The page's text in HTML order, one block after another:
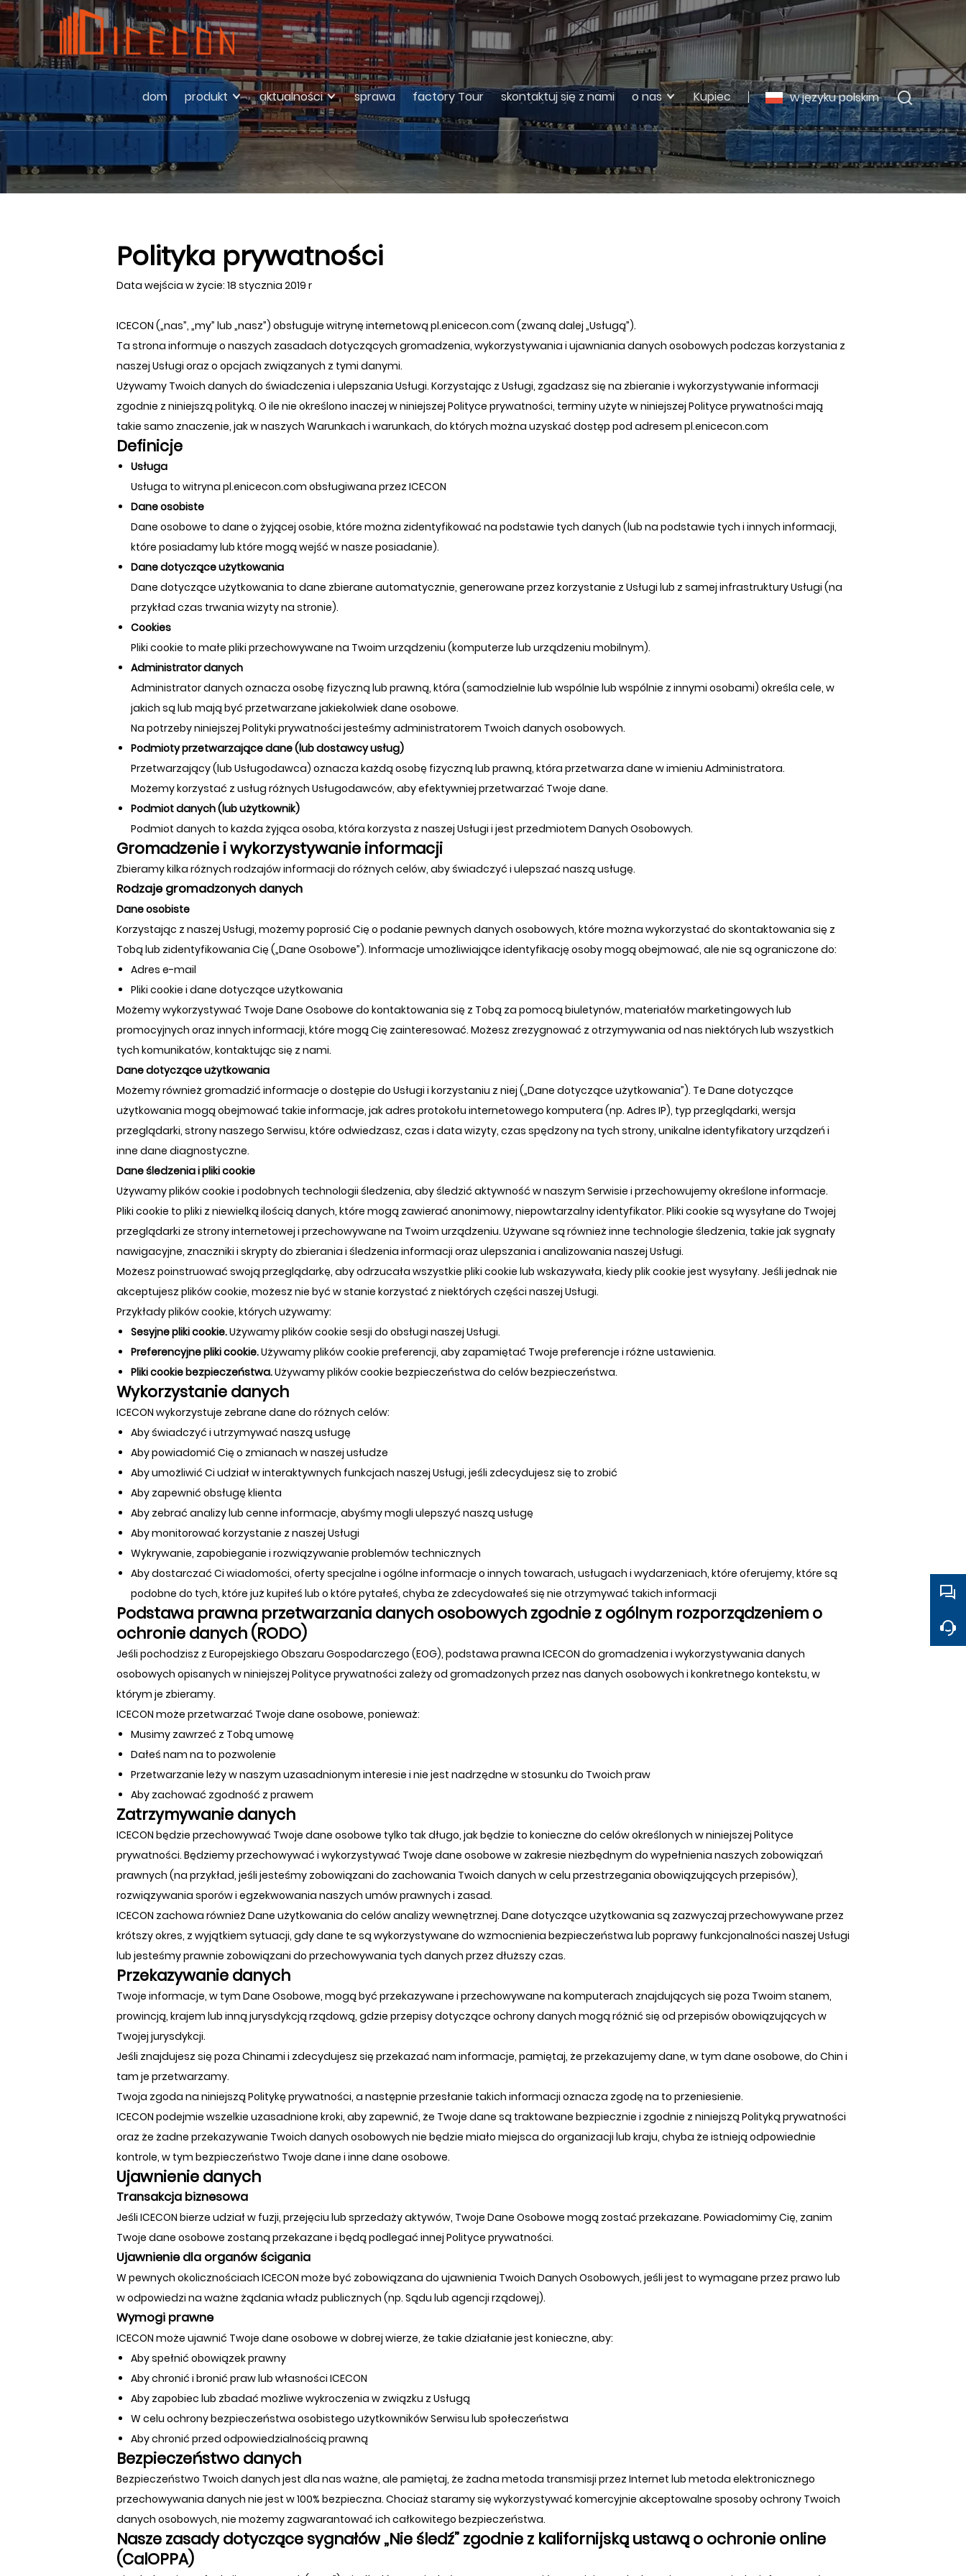
w języku polskim
dom produkt aktualności sprawa factory Tour skontaktuj się z nami o nas Kupiec
Polityka prywatności
Data wejścia w życie: 18 stycznia 2019 r
ICECON („nas”, „my” lub „nasz”) obsługuje witrynę internetową pl.enicecon.com (zwaną dalej „Usługą”).
Ta strona informuje o naszych zasadach dotyczących gromadzenia, wykorzystywania i ujawniania danych osobowych podczas korzystania z
naszej Usługi oraz o opcjach związanych z tymi danymi.
Używamy Twoich danych do świadczenia i ulepszania Usługi. Korzystając z Usługi, zgadzasz się na zbieranie i wykorzystywanie informacji
zgodnie z niniejszą polityką. O ile nie określono inaczej w niniejszej Polityce prywatności, terminy użyte w niniejszej Polityce prywatności mają
takie samo znaczenie, jak w naszych Warunkach i warunkach, do których można uzyskać dostęp pod adresem pl.enicecon.com
Definicje
Usługa
Usługa to witryna pl.enicecon.com obsługiwana przez ICECON
Dane osobiste
Dane osobowe to dane o żyjącej osobie, które można zidentyfikować na podstawie tych danych (lub na podstawie tych i innych informacji,
które posiadamy lub które mogą wejść w nasze posiadanie).
Dane dotyczące użytkowania
Dane dotyczące użytkowania to dane zbierane automatycznie, generowane przez korzystanie z Usługi lub z samej infrastruktury Usługi (na
przykład czas trwania wizyty na stronie).
Cookies
Pliki cookie to małe pliki przechowywane na Twoim urządzeniu (komputerze lub urządzeniu mobilnym).
Administrator danych
Administrator danych oznacza osobę fizyczną lub prawną, która (samodzielnie lub wspólnie lub wspólnie z innymi osobami) określa cele, w
jakich są lub mają być przetwarzane jakiekolwiek dane osobowe.
Na potrzeby niniejszej Polityki prywatności jesteśmy administratorem Twoich danych osobowych.
Podmioty przetwarzające dane (lub dostawcy usług)
Przetwarzający (lub Usługodawca) oznacza każdą osobę fizyczną lub prawną, która przetwarza dane w imieniu Administratora.
Możemy korzystać z usług różnych Usługodawców, aby efektywniej przetwarzać Twoje dane.
Podmiot danych (lub użytkownik)
Podmiot danych to każda żyjąca osoba, która korzysta z naszej Usługi i jest przedmiotem Danych Osobowych.
Gromadzenie i wykorzystywanie informacji
Zbieramy kilka różnych rodzajów informacji do różnych celów, aby świadczyć i ulepszać naszą usługę.
Rodzaje gromadzonych danych
Dane osobiste
Korzystając z naszej Usługi, możemy poprosić Cię o podanie pewnych danych osobowych, które można wykorzystać do skontaktowania się z
Tobą lub zidentyfikowania Cię („Dane Osobowe”). Informacje umożliwiające identyfikację osoby mogą obejmować, ale nie są ograniczone do:
Adres e-mail
Pliki cookie i dane dotyczące użytkowania
Możemy wykorzystywać Twoje Dane Osobowe do kontaktowania się z Tobą za pomocą biuletynów, materiałów marketingowych lub
promocyjnych oraz innych informacji, które mogą Cię zainteresować. Możesz zrezygnować z otrzymywania od nas niektórych lub wszystkich
tych komunikatów, kontaktując się z nami.
Dane dotyczące użytkowania
Możemy również gromadzić informacje o dostępie do Usługi i korzystaniu z niej („Dane dotyczące użytkowania”). Te Dane dotyczące
użytkowania mogą obejmować takie informacje, jak adres protokołu internetowego komputera (np. Adres IP), typ przeglądarki, wersja
przeglądarki, strony naszego Serwisu, które odwiedzasz, czas i data wizyty, czas spędzony na tych strony, unikalne identyfikatory urządzeń i
inne dane diagnostyczne.
Dane śledzenia i pliki cookie
Używamy plików cookie i podobnych technologii śledzenia, aby śledzić aktywność w naszym Serwisie i przechowujemy określone informacje.
Pliki cookie to pliki z niewielką ilością danych, które mogą zawierać anonimowy, niepowtarzalny identyfikator. Pliki cookie są wysyłane do Twojej
przeglądarki ze strony internetowej i przechowywane na Twoim urządzeniu. Używane są również inne technologie śledzenia, takie jak sygnały
nawigacyjne, znaczniki i skrypty do zbierania i śledzenia informacji oraz ulepszania i analizowania naszej Usługi.
Możesz poinstruować swoją przeglądarkę, aby odrzucała wszystkie pliki cookie lub wskazywała, kiedy plik cookie jest wysyłany. Jeśli jednak nie
akceptujesz plików cookie, możesz nie być w stanie korzystać z niektórych części naszej Usługi.
Przykłady plików cookie, których używamy:
Sesyjne pliki cookie.Używamy plików cookie sesji do obsługi naszej Usługi.
Preferencyjne pliki cookie.Używamy plików cookie preferencji, aby zapamiętać Twoje preferencje i różne ustawienia.
Pliki cookie bezpieczeństwa.Używamy plików cookie bezpieczeństwa do celów bezpieczeństwa.
Wykorzystanie danych
ICECON wykorzystuje zebrane dane do różnych celów:
Aby świadczyć i utrzymywać naszą usługę
Aby powiadomić Cię o zmianach w naszej usłudze
Aby umożliwić Ci udział w interaktywnych funkcjach naszej Usługi, jeśli zdecydujesz się to zrobić
Aby zapewnić obsługę klienta
Aby zebrać analizy lub cenne informacje, abyśmy mogli ulepszyć naszą usługę
Aby monitorować korzystanie z naszej Usługi
Wykrywanie, zapobieganie i rozwiązywanie problemów technicznych
Aby dostarczać Ci wiadomości, oferty specjalne i ogólne informacje o innych towarach, usługach i wydarzeniach, które oferujemy, które są
podobne do tych, które już kupiłeś lub o które pytałeś, chyba że zdecydowałeś się nie otrzymywać takich informacji
Podstawa prawna przetwarzania danych osobowych zgodnie z ogólnym rozporządzeniem o
ochronie danych (RODO)
Jeśli pochodzisz z Europejskiego Obszaru Gospodarczego (EOG), podstawa prawna ICECON do gromadzenia i wykorzystywania danych
osobowych opisanych w niniejszej Polityce prywatności zależy od gromadzonych przez nas danych osobowych i konkretnego kontekstu, w
którym je zbieramy.
ICECON może przetwarzać Twoje dane osobowe, ponieważ:
Musimy zawrzeć z Tobą umowę
Dałeś nam na to pozwolenie
Przetwarzanie leży w naszym uzasadnionym interesie i nie jest nadrzędne w stosunku do Twoich praw
Aby zachować zgodność z prawem
Zatrzymywanie danych
ICECON będzie przechowywać Twoje dane osobowe tylko tak długo, jak będzie to konieczne do celów określonych w niniejszej Polityce
prywatności. Będziemy przechowywać i wykorzystywać Twoje dane osobowe w zakresie niezbędnym do wypełnienia naszych zobowiązań
prawnych (na przykład, jeśli jesteśmy zobowiązani do zachowania Twoich danych w celu przestrzegania obowiązujących przepisów),
rozwiązywania sporów i egzekwowania naszych umów prawnych i zasad.
ICECON zachowa również Dane użytkowania do celów analizy wewnętrznej. Dane dotyczące użytkowania są zazwyczaj przechowywane przez
krótszy okres, z wyjątkiem sytuacji, gdy dane te są wykorzystywane do wzmocnienia bezpieczeństwa lub poprawy funkcjonalności naszej Usługi
lub jesteśmy prawnie zobowiązani do przechowywania tych danych przez dłuższy czas.
Przekazywanie danych
Twoje informacje, w tym Dane Osobowe, mogą być przekazywane i przechowywane na komputerach znajdujących się poza Twoim stanem,
prowincją, krajem lub inną jurysdykcją rządową, gdzie przepisy dotyczące ochrony danych mogą różnić się od przepisów obowiązujących w
Twojej jurysdykcji.
Jeśli znajdujesz się poza Chinami i zdecydujesz się przekazać nam informacje, pamiętaj, że przekazujemy dane, w tym dane osobowe, do Chin i
tam je przetwarzamy.
Twoja zgoda na niniejszą Politykę prywatności, a następnie przesłanie takich informacji oznacza zgodę na to przeniesienie.
ICECON podejmie wszelkie uzasadnione kroki, aby zapewnić, że Twoje dane są traktowane bezpiecznie i zgodnie z niniejszą Polityką prywatności
oraz że żadne przekazywanie Twoich danych osobowych nie będzie miało miejsca do organizacji lub kraju, chyba że istnieją odpowiednie
kontrole, w tym bezpieczeństwo Twoje dane i inne dane osobowe.
Ujawnienie danych
Transakcja biznesowa
Jeśli ICECON bierze udział w fuzji, przejęciu lub sprzedaży aktywów, Twoje Dane Osobowe mogą zostać przekazane. Powiadomimy Cię, zanim
Twoje dane osobowe zostaną przekazane i będą podlegać innej Polityce prywatności.
Ujawnienie dla organów ścigania
W pewnych okolicznościach ICECON może być zobowiązana do ujawnienia Twoich Danych Osobowych, jeśli jest to wymagane przez prawo lub
w odpowiedzi na ważne żądania władz publicznych (np. Sądu lub agencji rządowej).
Wymogi prawne
ICECON może ujawnić Twoje dane osobowe w dobrej wierze, że takie działanie jest konieczne, aby:
Aby spełnić obowiązek prawny
Aby chronić i bronić praw lub własności ICECON
Aby zapobiec lub zbadać możliwe wykroczenia w związku z Usługą
W celu ochrony bezpieczeństwa osobistego użytkowników Serwisu lub społeczeństwa
Aby chronić przed odpowiedzialnością prawną
Bezpieczeństwo danych
Bezpieczeństwo Twoich danych jest dla nas ważne, ale pamiętaj, że żadna metoda transmisji przez Internet lub metoda elektronicznego
przechowywania danych nie jest w 100% bezpieczna. Chociaż staramy się wykorzystywać komercyjnie akceptowalne sposoby ochrony Twoich
danych osobowych, nie możemy zagwarantować ich całkowitego bezpieczeństwa.
Nasze zasady dotyczące sygnałów „Nie śledź” zgodnie z kalifornijską ustawą o ochronie online
(CalOPPA)